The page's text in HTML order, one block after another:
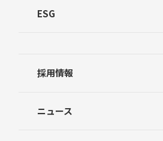
ESG
採用情報
ニュース